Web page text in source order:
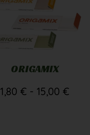
ORIGAMIX
1,80 € - 15,00 €